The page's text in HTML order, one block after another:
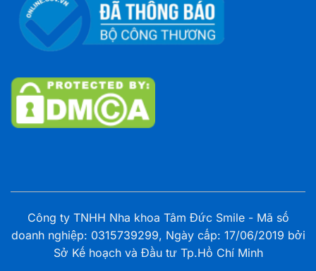
59AA Nguyễn Văn Cừ Nối Dài, KV2, Phường An
Bình, TP. Cần Thơ
Thơ
372 tổ 16, Quốc Lộ 91, KV Long Thạnh 1, Phường
Thốt Nốt, TP. Cần Thơ
Thơ
Công ty TNHH Nha khoa Tâm Đức Smile - Mã số
doanh nghiệp: 0315739299, Ngày cấp: 17/06/2019 bởi
Sở Kế hoạch và Đầu tư Tp.Hồ Chí Minh